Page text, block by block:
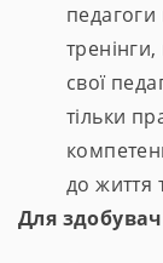
свої
тільки
до життя
Для